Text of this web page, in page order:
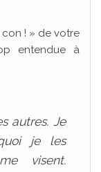
! » de votre
entendue à
autres. Je
je les
visent.